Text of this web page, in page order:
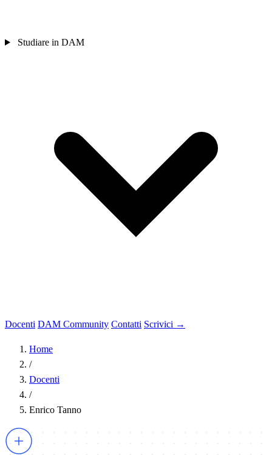
Studiare in DAM
Docenti DAM Community Contatti Scrivici →
Home
/
Docenti
/
Enrico Tanno